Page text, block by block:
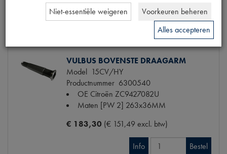
Info Bestel
VULBUS BOVENSTE DRAAGARM
Model 15CV/HY
Productnummer 6300540
OE Citroën ZC9427082U
Maten [PW 2] 263x36MM
€ 183,30 (€ 151,49 excl. btw)
Info Bestel
Niet-essentiële weigeren
Voorkeuren beheren
Alles accepteren